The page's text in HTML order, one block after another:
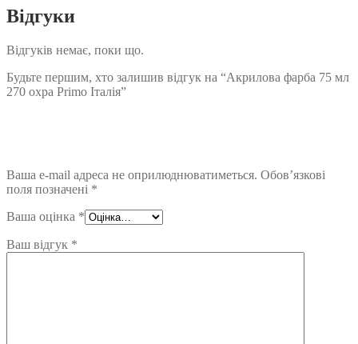
Відгуки
Відгуків немає, поки що.
Будьте першим, хто залишив відгук на “Акрилова фарба 75 мл
270 охра Primo Італія”
Ваша e-mail адреса не оприлюднюватиметься. Обов’язкові
поля позначені *
Ваша оцінка *
Ваш відгук *